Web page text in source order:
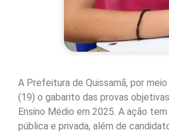
A Prefeitura de Quissamã, por
(19) o gabarito das provas
Ensino Médio em 2025. A ação
pública e privada, além de